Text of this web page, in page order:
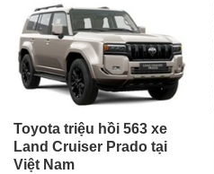
Toyota triệu hồi 563 xe
Land Cruiser Prado tại
Việt Nam